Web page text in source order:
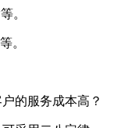
。
。
的服务成本高？